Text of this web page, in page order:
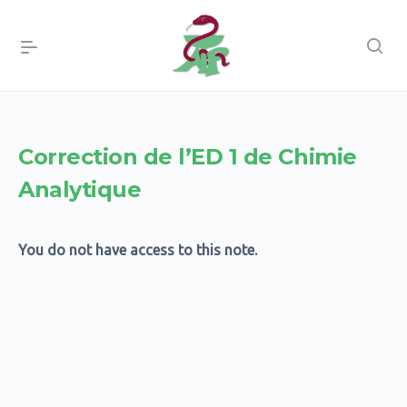
Correction de l’ED 1 de Chimie
Analytique
You do not have access to this note.